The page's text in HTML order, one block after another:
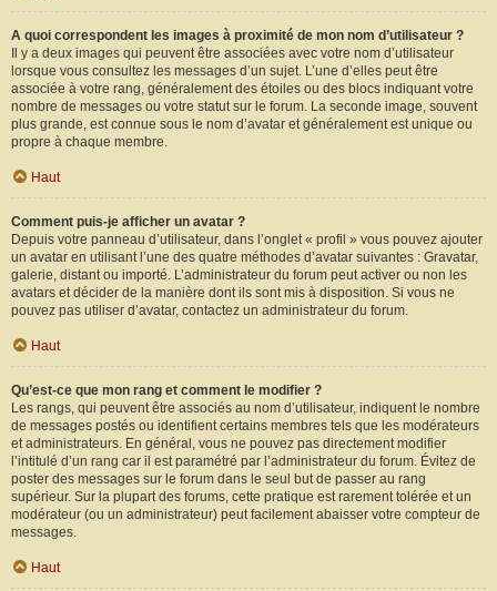
A quoi correspondent les images à proximité de mon nom d’utilisateur ?
Il y a deux images qui peuvent être associées avec votre nom d’utilisateur
lorsque vous consultez les messages d’un sujet. L’une d’elles peut être
associée à votre rang, généralement des étoiles ou des blocs indiquant votre
nombre de messages ou votre statut sur le forum. La seconde image, souvent
plus grande, est connue sous le nom d’avatar et généralement est unique ou
propre à chaque membre.
Haut
Comment puis-je afficher un avatar ?
Depuis votre panneau d’utilisateur, dans l’onglet « profil » vous pouvez ajouter
un avatar en utilisant l’une des quatre méthodes d’avatar suivantes : Gravatar,
galerie, distant ou importé. L’administrateur du forum peut activer ou non les
avatars et décider de la manière dont ils sont mis à disposition. Si vous ne
pouvez pas utiliser d’avatar, contactez un administrateur du forum.
Haut
Qu’est-ce que mon rang et comment le modifier ?
Les rangs, qui peuvent être associés au nom d’utilisateur, indiquent le nombre
de messages postés ou identifient certains membres tels que les modérateurs
et administrateurs. En général, vous ne pouvez pas directement modifier
l’intitulé d’un rang car il est paramétré par l’administrateur du forum. Évitez de
poster des messages sur le forum dans le seul but de passer au rang
supérieur. Sur la plupart des forums, cette pratique est rarement tolérée et un
modérateur (ou un administrateur) peut facilement abaisser votre compteur de
messages.
Haut